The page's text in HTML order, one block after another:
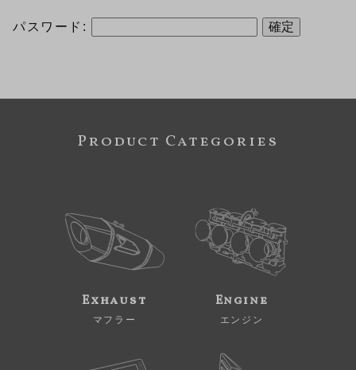
パスワード:
Product Categories
Exhaust
マフラー
Engine
エンジン